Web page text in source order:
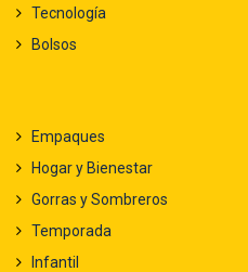
Tecnología
Bolsos
Empaques
Hogar y Bienestar
Gorras y Sombreros
Temporada
Infantil